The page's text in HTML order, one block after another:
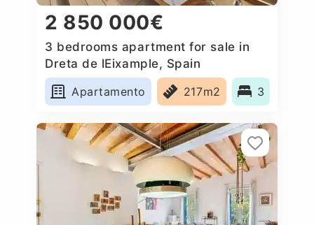
2 850 000€
3 bedrooms apartment for sale in
Dreta de lEixample, Spain
Apartamento
217m2 3